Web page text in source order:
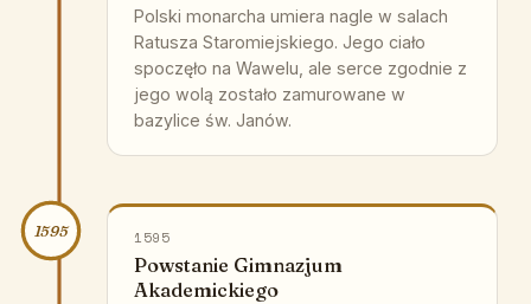
Polski monarcha umiera nagle w salach
Ratusza Staromiejskiego. Jego ciało
spoczęło na Wawelu, ale serce zgodnie z
jego wolą zostało zamurowane w
bazylice św. Janów.
1595 1595
Powstanie Gimnazjum
Akademickiego